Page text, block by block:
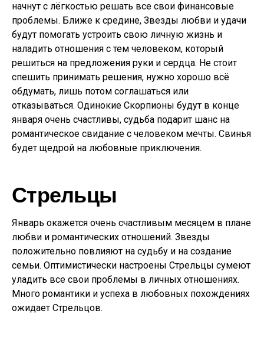
начнут с лёгкостью решать все свои финансовые
проблемы. Ближе к средине, Звезды любви и удачи
будут помогать устроить свою личную жизнь и
наладить отношения с тем человеком, который
решиться на предложения руки и сердца. Не стоит
спешить принимать решения, нужно хорошо всё
обдумать, лишь потом соглашаться или
отказываться. Одинокие Скорпионы будут в конце
января очень счастливы, судьба подарит шанс на
романтическое свидание с человеком мечты. Свинья
будет щедрой на любовные приключения.
Стрельцы
Январь окажется очень счастливым месяцем в плане
любви и романтических отношений. Звезды
положительно повлияют на судьбу и на создание
семьи. Оптимистически настроены Стрельцы сумеют
уладить все свои проблемы в личных отношениях.
Много романтики и успеха в любовных похождениях
ожидает Стрельцов.